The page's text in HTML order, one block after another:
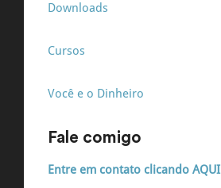
Downloads
Cursos
Você e o Dinheiro
Fale comigo
Entre em contato clicando AQUI